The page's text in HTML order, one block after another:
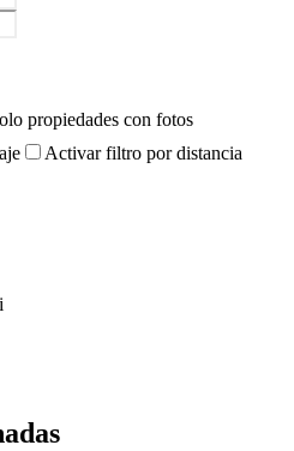
propiedades con fotos
Activar filtro por distancia